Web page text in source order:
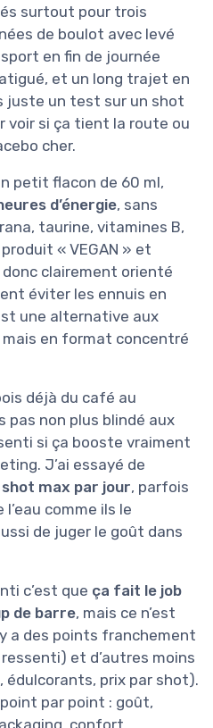
surtout pour trois
de boulot avec levé
en fin de journée
et un long trajet en
juste un test sur un shot
voir si ça tient la route ou
cher.
petit flacon de 60 ml,
d’énergie, sans
taurine, vitamines B,
« VEGAN » et
clairement orienté
éviter les ennuis en
une alternative aux
mais en format concentré
déjà du café au
pas non plus blindé aux
si ça booste vraiment
J’ai essayé de
shot max par jour, parfois
comme ils le
de juger le goût dans
c’est que ça fait le job
de barre, mais ce n’est
a des points franchement
et d’autres moins
édulcorants, prix par shot).
par point : goût,